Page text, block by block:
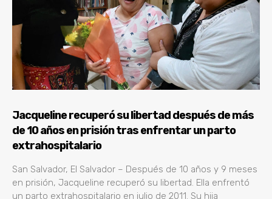
Jacqueline recuperó su libertad después de más
de 10 años en prisión tras enfrentar un parto
extrahospitalario
San Salvador, El Salvador – Después de 10 años y 9 meses
en prisión, Jacqueline recuperó su libertad. Ella enfrentó
un parto extrahospitalario en julio de 2011. Su hija